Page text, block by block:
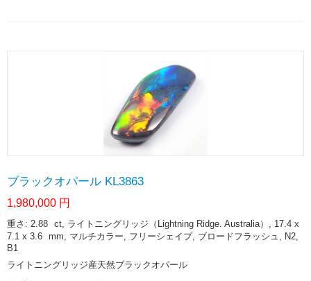
ブラックオパール KL3863
1,980,000 円
重さ: 2.88 ct, ライトニングリッジ（Lightning Ridge. Australia）, 17.4 x
7.1 x 3.6 mm, マルチカラー, フリーシェイプ, ブロードフラッシュ, N2,
B1
ライトニングリッジ産天然ブラックオパール